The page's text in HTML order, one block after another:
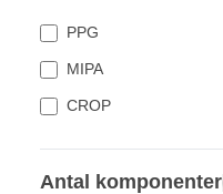
PPG
MIPA
CROP
Antal komponenter